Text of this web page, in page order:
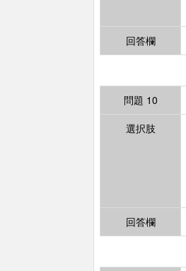
回答欄
問題 10
選択肢
回答欄